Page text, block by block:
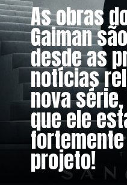
As obras
Gaiman
desde as
notícias
nova
que ele
projeto!